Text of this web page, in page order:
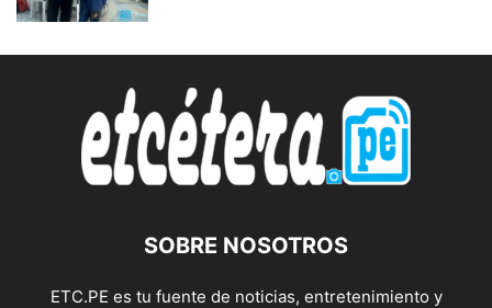
SOBRE NOSOTROS
ETC.PE es tu fuente de noticias, entretenimiento y